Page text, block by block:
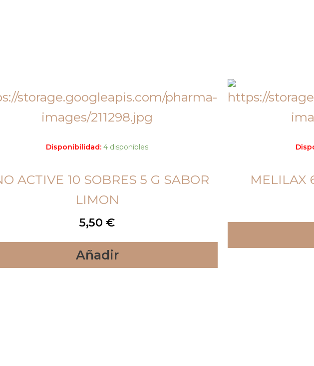
Disponibilidad: 4 disponibles
ACTIVE 10 SOBRES 5 G SABOR
LIMON
5,50 €
Añadir
MELILAX